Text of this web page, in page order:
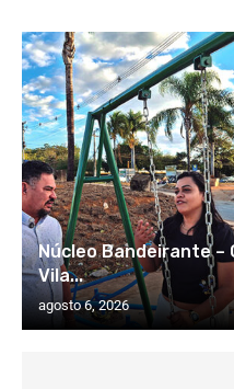
Núcleo Bandeirante –
Vila...
agosto 6, 2026